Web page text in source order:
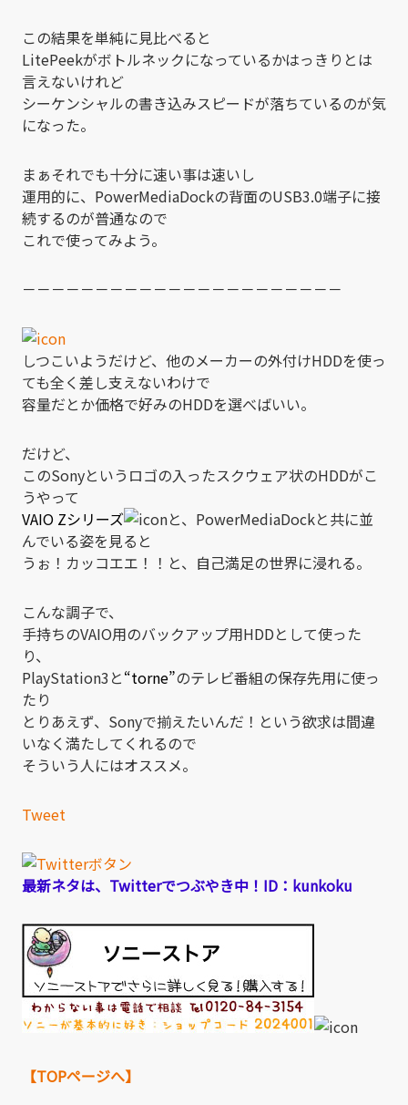
この結果を単純に見比べると
LitePeekがボトルネックになっているかはっきりとは
言えないけれど
シーケンシャルの書き込みスピードが落ちているのが気
になった。
まぁそれでも十分に速い事は速いし
運用的に、PowerMediaDockの背面のUSB3.0端子に接
続するのが普通なので
これで使ってみよう。
－－－－－－－－－－－－－－－－－－－－－－
しつこいようだけど、他のメーカーの外付けHDDを使っ
ても全く差し支えないわけで
容量だとか価格で好みのHDDを選べばいい。
だけど、
このSonyというロゴの入ったスクウェア状のHDDがこ
うやって
VAIO Zシリーズ
と、PowerMediaDockと共に並
んでいる姿を見ると
うぉ！カッコエエ！！と、自己満足の世界に浸れる。
こんな調子で、
手持ちのVAIO用のバックアップ用HDDとして使った
り、
PlayStation3と“torne”のテレビ番組の保存先用に使っ
たり
とりあえず、Sonyで揃えたいんだ！という欲求は間違
いなく満たしてくれるので
そういう人にはオススメ。
Tweet
最新ネタは、Twitterでつぶやき中！ID：kunkoku
【TOPページへ】